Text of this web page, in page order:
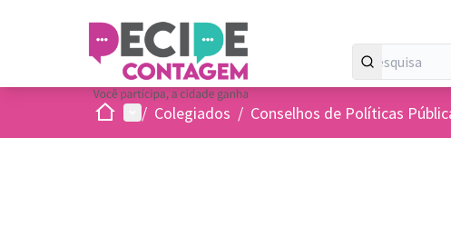
InicioMenu principal
/ Colegiados / Conselhos de Políticas